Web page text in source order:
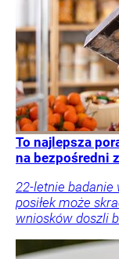
To najlepsza
na bezpośredni
22-letnie badanie
posiłek może
wniosków doszli